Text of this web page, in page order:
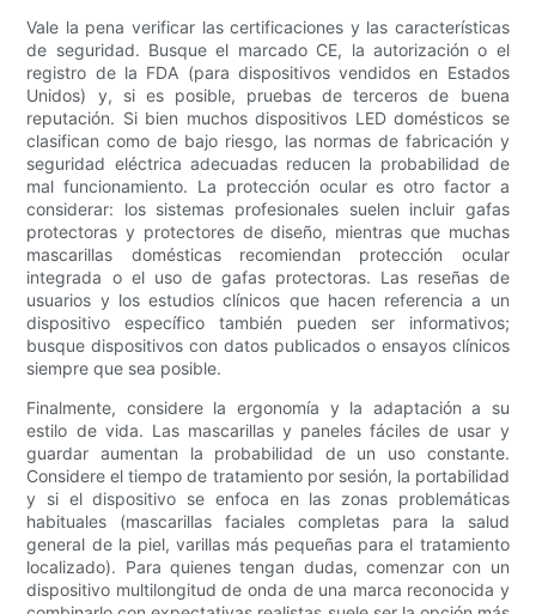
Vale la pena verificar las certificaciones y las características
de seguridad. Busque el marcado CE, la autorización o el
registro de la FDA (para dispositivos vendidos en Estados
Unidos) y, si es posible, pruebas de terceros de buena
reputación. Si bien muchos dispositivos LED domésticos se
clasifican como de bajo riesgo, las normas de fabricación y
seguridad eléctrica adecuadas reducen la probabilidad de
mal funcionamiento. La protección ocular es otro factor a
considerar: los sistemas profesionales suelen incluir gafas
protectoras y protectores de diseño, mientras que muchas
mascarillas domésticas recomiendan protección ocular
integrada o el uso de gafas protectoras. Las reseñas de
usuarios y los estudios clínicos que hacen referencia a un
dispositivo específico también pueden ser informativos;
busque dispositivos con datos publicados o ensayos clínicos
siempre que sea posible.
Finalmente, considere la ergonomía y la adaptación a su
estilo de vida. Las mascarillas y paneles fáciles de usar y
guardar aumentan la probabilidad de un uso constante.
Considere el tiempo de tratamiento por sesión, la portabilidad
y si el dispositivo se enfoca en las zonas problemáticas
habituales (mascarillas faciales completas para la salud
general de la piel, varillas más pequeñas para el tratamiento
localizado). Para quienes tengan dudas, comenzar con un
dispositivo multilongitud de onda de una marca reconocida y